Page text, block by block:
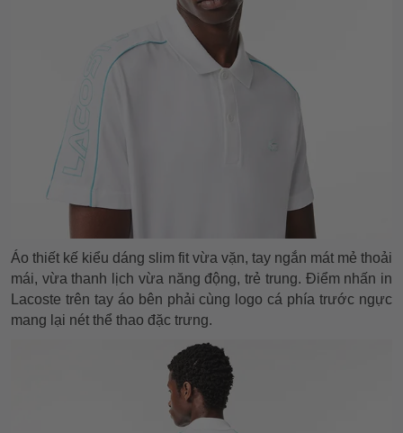
Áo thiết kế kiểu dáng slim fit vừa vặn, tay ngắn mát mẻ thoải
mái, vừa thanh lịch vừa năng động, trẻ trung. Điểm nhấn in
Lacoste trên tay áo bên phải cùng logo cá phía trước ngực
mang lại nét thể thao đặc trưng.